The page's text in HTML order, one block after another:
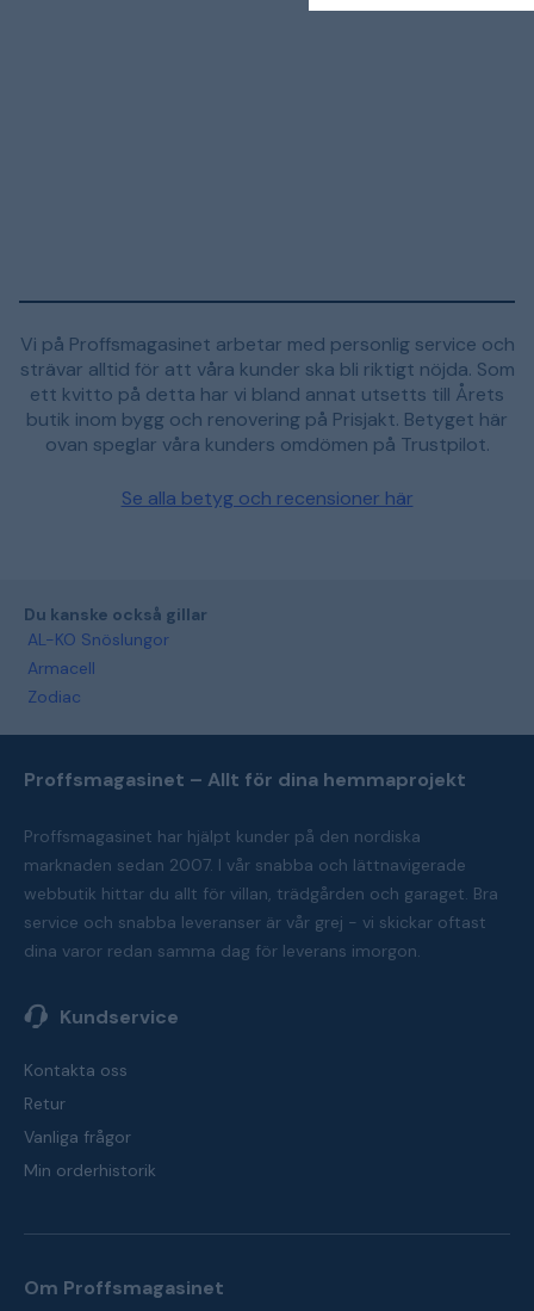
Vi på Proffsmagasinet arbetar med personlig service och
strävar alltid för att våra kunder ska bli riktigt nöjda. Som
ett kvitto på detta har vi bland annat utsetts till Årets
butik inom bygg och renovering på Prisjakt. Betyget här
ovan speglar våra kunders omdömen på Trustpilot.
Se alla betyg och recensioner här
Du kanske också gillar
AL-KO Snöslungor
Armacell
Zodiac
Proffsmagasinet – Allt för dina hemmaprojekt
Proffsmagasinet har hjälpt kunder på den nordiska
marknaden sedan 2007. I vår snabba och lättnavigerade
webbutik hittar du allt för villan, trädgården och garaget. Bra
service och snabba leveranser är vår grej - vi skickar oftast
dina varor redan samma dag för leverans imorgon.
Kundservice
Kontakta oss
Retur
Vanliga frågor
Min orderhistorik
Om Proffsmagasinet